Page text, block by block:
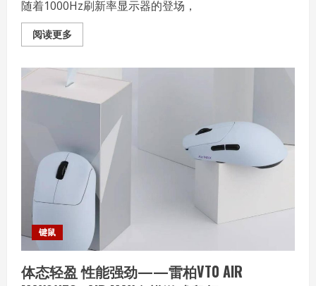
随着1000Hz刷新率显示器的登场，
阅读更多Read
more
戏
率
锐
9850X3D、
睿
285K
理
实
战
键鼠
体态轻盈 性能强劲——雷柏VT0 AIR